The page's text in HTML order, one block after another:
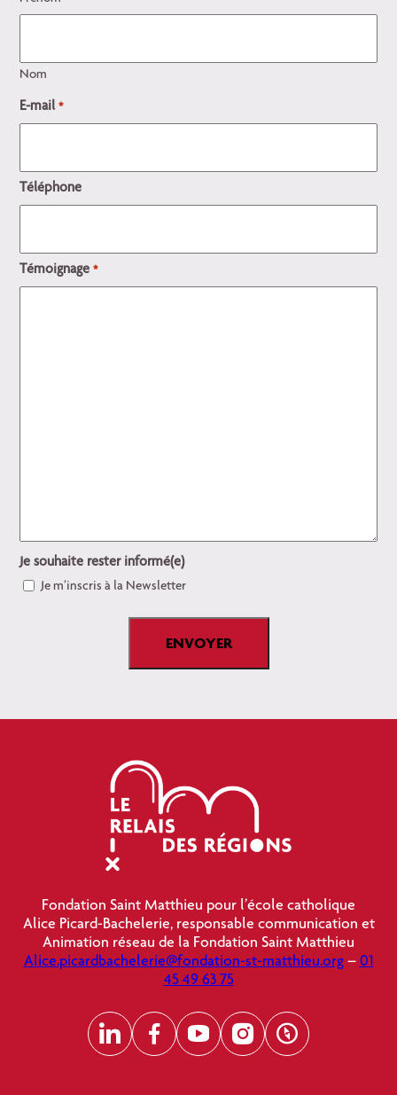
Nom
E-mail *
Téléphone
Témoignage *
Je souhaite rester informé(e)
Je m’inscris à la Newsletter
Fondation Saint Matthieu pour l’école catholique
Alice Picard-Bachelerie, responsable communication et
Animation réseau de la Fondation Saint Matthieu
Alice.picardbachelerie@fondation-st-matthieu.org– 01
45 49 63 75
LinkedInFacebookYouTubeInstagramPolarstep